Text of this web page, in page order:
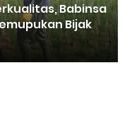
Babinsa
Bijak